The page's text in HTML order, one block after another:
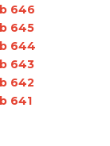
646
645
644
643
642
641